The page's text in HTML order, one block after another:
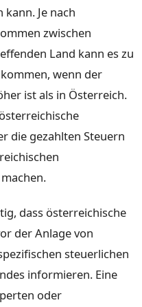
Je nach
zwischen
Land kann es zu
wenn der
ist als in Österreich.
die gezahlten Steuern
dass österreichische
der Anlage von
steuerlichen
informieren. Eine
oder